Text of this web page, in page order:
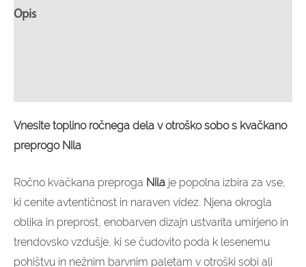
Opis
Vnesite toplino ročnega dela v otroško sobo s kvačkano
preprogo Nila
Ročno kvačkana preproga Nila je popolna izbira za vse,
ki cenite avtentičnost in naraven videz. Njena okrogla
oblika in preprost, enobarven dizajn ustvarita umirjeno in
trendovsko vzdušje, ki se čudovito poda k lesenemu
pohištvu in nežnim barvnim paletam v otroški sobi ali